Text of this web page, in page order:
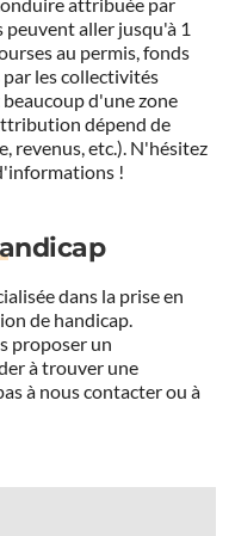
attribuée par
peuvent aller jusqu'à 1
au permis, fonds
par les collectivités
d'une zone
dépend de
revenus, etc.). N'hésitez
!
dans la prise en
de handicap.
proposer un
à trouver une
à nous contacter ou à